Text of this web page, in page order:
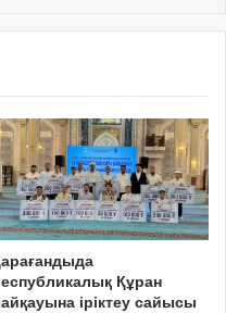
Құран
іріктеу сайысы